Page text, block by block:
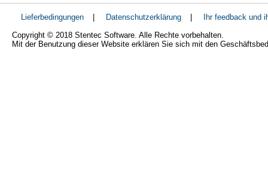
Lieferbedingungen Datenschutzerklärung
Ihr feedback und
Copyright © 2018 Stentec Software. Alle Rechte vorbehalten.
Mit der Benutzung dieser Website erklären Sie sich mit den